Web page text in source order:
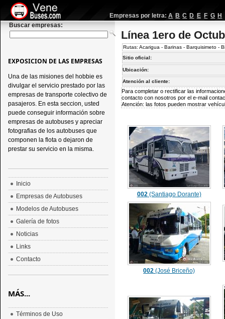
Empresas por letra: A B C D E F G H
Buscar empresas:
Línea 1ero de
Rutas: Acarigua - Barinas - Barquisimeto -
Sitio oficial:
Ubicación:
Atención al cliente:
Para completar o rectificar las
contacto con nosotros por el e-mail
Atención: las fotos pueden mostrar
002(Santiago Dorante)
002 (José Briceño)
EXPOSICION DE LAS EMPRESAS
Una de las misiones del hobbie es
divulgar el servicio prestado por las
empresas de transporte colectivo de
pasajeros. En esta seccion, usted
puede conseguir información sobre
empresas de autobuses y apreciar
fotografias de los autobuses que
componen la flota o dejaron de
prestar su servicio en la misma.
Inicio
Empresas de Autobuses
Modelos de Autobuses
Galería de fotos
Noticias
Links
Contacto
MÁS...
Términos de Uso